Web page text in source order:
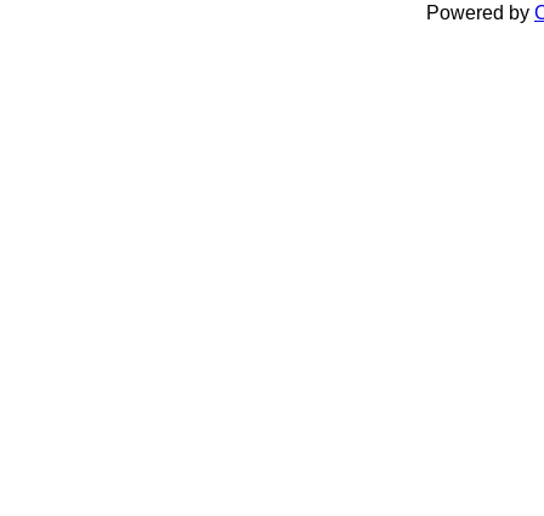
Powered by